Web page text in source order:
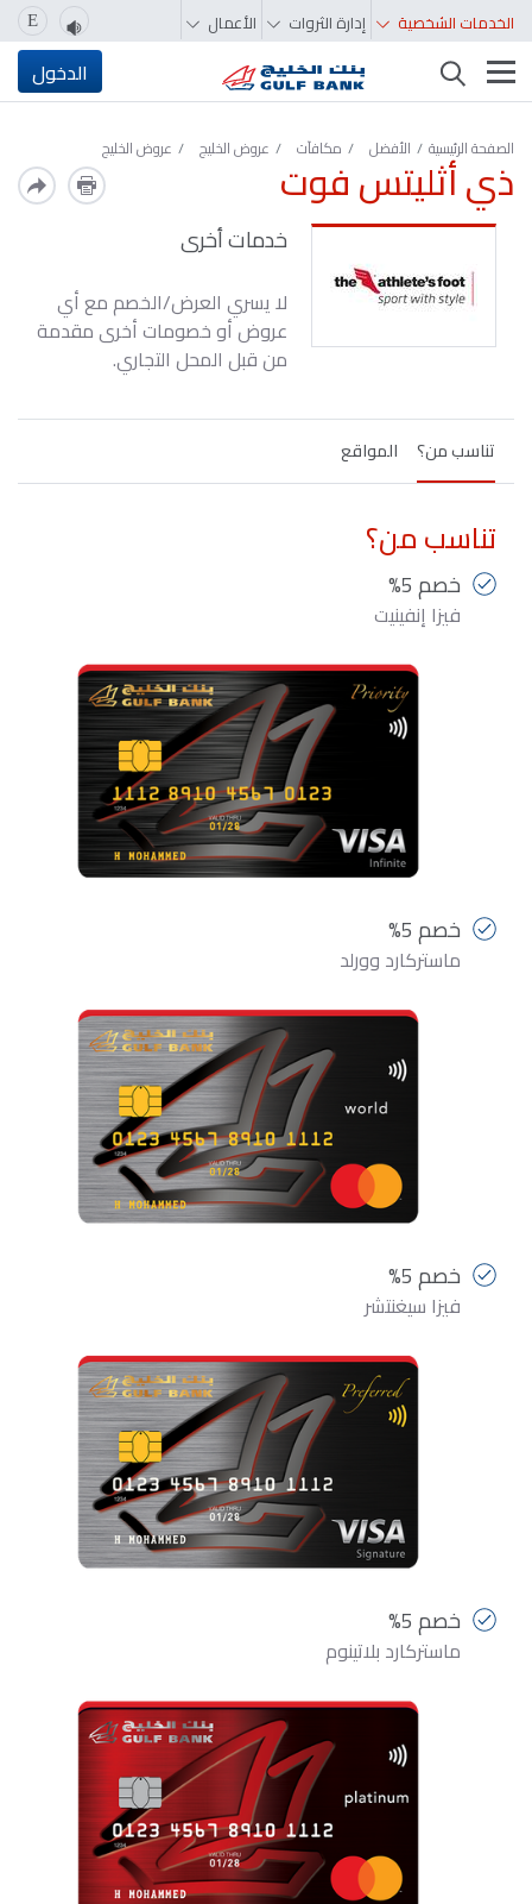
الخدمات الشخصية إدارة الثروات الأعمال E
تغيير التصفّح الدخول
الصفحة الرئيسية الأفضل مكافآت عروض الخليج عروض الخليج
ذي أثليتس فوت
خدمات أخرى
لا يسري العرض/الخصم مع أي
عروض أو خصومات أخرى مقدمة
من قبل المحل التجاري.
تناسب من؟ المواقع
تناسب من؟
خصم 5%
فيزا إنفينيت
خصم 5%
ماستركارد وورلد
خصم 5%
فيزا سيغنتشر
خصم 5%
ماستركارد بلاتينوم